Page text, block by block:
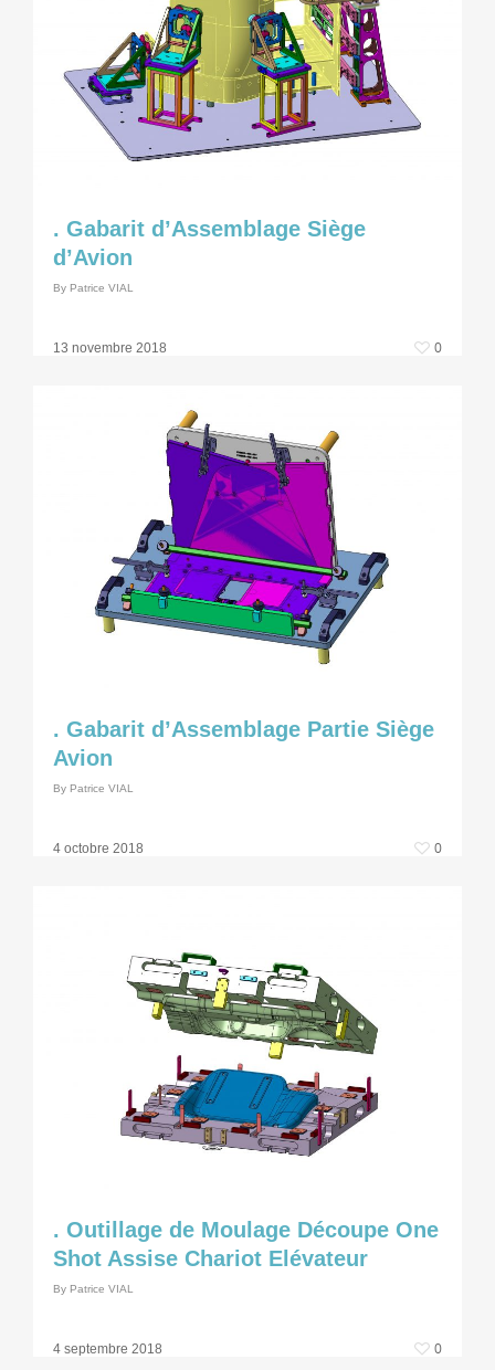
. Gabarit d’Assemblage Siège
d’Avion
By Patrice VIAL
13 novembre 2018 0
. Gabarit d’Assemblage Partie Siège
Avion
By Patrice VIAL
4 octobre 2018 0
. Outillage de Moulage Découpe One
Shot Assise Chariot Elévateur
By Patrice VIAL
4 septembre 2018 0